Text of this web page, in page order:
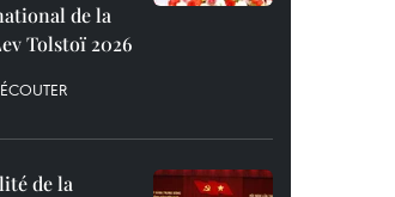
de la
Tolstoï 2026
ÉCOUTER
de la